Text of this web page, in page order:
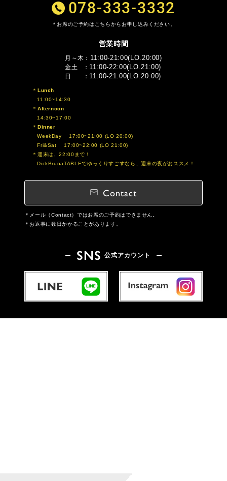
078-333-3332
お席のご予約はこちらからお申し込みください。
営業時間
月～木 11:00-21:00(LO.20:00)
金土 11:00-22:00(LO.21:00)
日 11:00-21:00(LO.20:00)
Lunch
11:00~14:30
Afternoon
14:30~17:00
Dinner
WeekDay 17:00~21:00 (LO 20:00)
Fri&Sat 17:00~22:00 (LO 21:00)
週末は、22:00まで！
DickBrunaTABLEでゆっくりすごすなら、週末の夜がおススメ！
Contact
メール（Contact）ではお席のご予約はできません。
お返事に数日かかることがあります。
SNS 公式アカウント